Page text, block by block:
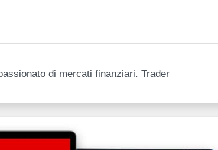
di mercati finanziari. Trader